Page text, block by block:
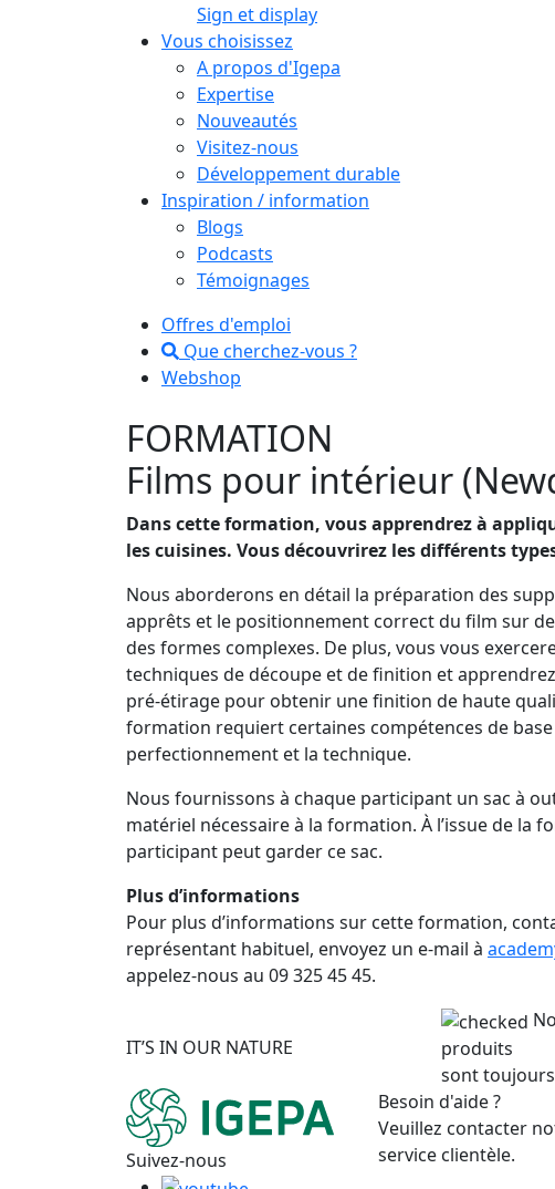
Sign et display
Vous choisissez
A propos d'Igepa
Expertise
Nouveautés
Visitez-nous
Développement durable
Inspiration / information
Blogs
Podcasts
Témoignages
Offres d'emploi
Que cherchez-vous ?
Webshop
FORMATION
Films pour intérieur
Dans cette formation, vous apprendrez à
les cuisines. Vous découvrirez les différents
Nous aborderons en détail la préparation des
apprêts et le positionnement correct du film sur
des formes complexes. De plus, vous vous
techniques de découpe et de finition et
pré-étirage pour obtenir une finition de haute
formation requiert certaines compétences de base
perfectionnement et la technique.
Nous fournissons à chaque participant un sac à
matériel nécessaire à la formation. À l’issue de la
participant peut garder ce sac.
Plus d’informations
Pour plus d’informations sur cette formation,
représentant habituel, envoyez un e-mail à
appelez-nous au 09 325 45 45.
IT’S IN OUR NATURE
produits
sont
Suivez-nous
Besoin d'aide ?
Veuillez contacter
service clientèle.